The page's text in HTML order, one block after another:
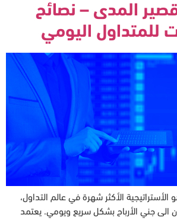
المدى – نصائح
للمتداول اليومي
الأكثر شهرة في عالم التداول،
الى جني الأرباح بشكل سريع ويومي. يعتمد